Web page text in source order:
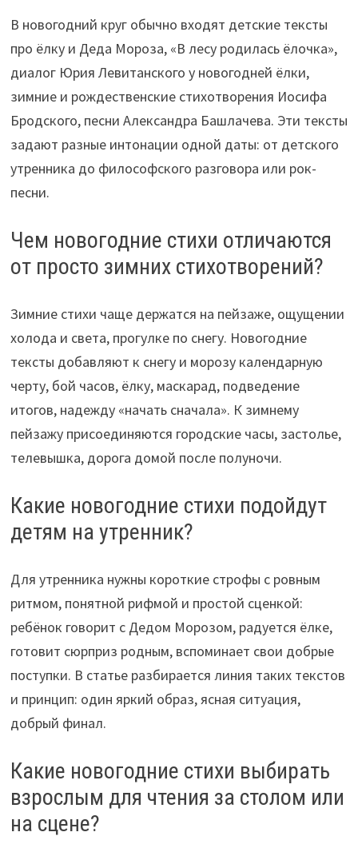
В новогодний круг обычно входят детские тексты
про ёлку и Деда Мороза, «В лесу родилась ёлочка»,
диалог Юрия Левитанского у новогодней ёлки,
зимние и рождественские стихотворения Иосифа
Бродского, песни Александра Башлачева. Эти тексты
задают разные интонации одной даты: от детского
утренника до философского разговора или рок-
песни.
Чем новогодние стихи отличаются
от просто зимних стихотворений?
Зимние стихи чаще держатся на пейзаже, ощущении
холода и света, прогулке по снегу. Новогодние
тексты добавляют к снегу и морозу календарную
черту, бой часов, ёлку, маскарад, подведение
итогов, надежду «начать сначала». К зимнему
пейзажу присоединяются городские часы, застолье,
телевышка, дорога домой после полуночи.
Какие новогодние стихи подойдут
детям на утренник?
Для утренника нужны короткие строфы с ровным
ритмом, понятной рифмой и простой сценкой:
ребёнок говорит с Дедом Морозом, радуется ёлке,
готовит сюрприз родным, вспоминает свои добрые
поступки. В статье разбирается линия таких текстов
и принцип: один яркий образ, ясная ситуация,
добрый финал.
Какие новогодние стихи выбирать
взрослым для чтения за столом или
на сцене?